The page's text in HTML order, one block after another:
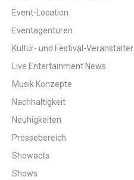
Event-Location
Eventagenturen
Kultur- und Festival-Veranstalter
Live Entertainment News
Musik Konzepte
Nachhaltigkeit
Neuhigkeiten
Pressebereich
Showacts
Shows